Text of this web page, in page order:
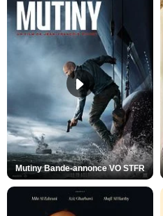
Mutiny Bande-annonce VO STFR